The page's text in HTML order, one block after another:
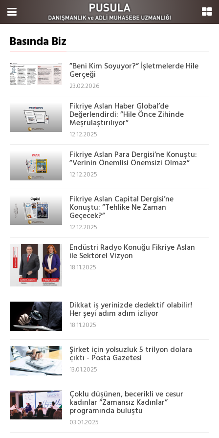
Basında Biz
”Beni Kim Soyuyor?” İşletmelerde Hile
Gerçeği
23.02.2026
Fikriye Aslan Haber Global’de
Değerlendirdi: ”Hile Önce Zihinde
Meşrulaştırılıyor”
12.12.2025
Fikriye Aslan Para Dergisi’ne Konuştu:
”Verinin Önemlisi Önemsizi Olmaz”
12.12.2025
Fikriye Aslan Capital Dergisi’ne
Konuştu: ”Tehlike Ne Zaman
Geçecek?”
12.12.2025
Endüstri Radyo Konuğu Fikriye Aslan
ile Sektörel Vizyon
18.11.2025
Dikkat iş yerinizde dedektif olabilir!
Her şeyi adım adım izliyor
18.11.2025
Şirket için yolsuzluk 5 trilyon dolara
çıktı - Posta Gazetesi
13.01.2025
Çoklu düşünen, becerikli ve cesur
kadınlar “Zamansız Kadınlar”
programında buluştu
03.01.2025